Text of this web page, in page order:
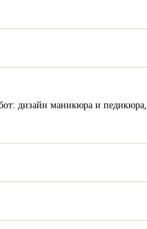
дизайн маникюра и педикюра,